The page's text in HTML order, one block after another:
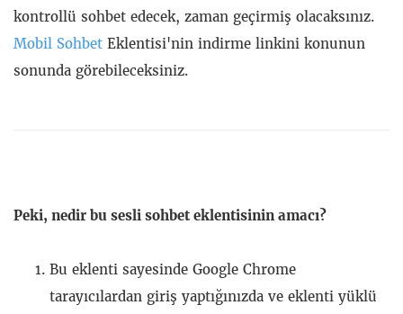
kontrollü sohbet edecek, zaman geçirmiş olacaksınız.
Mobil Sohbet Eklentisi'nin indirme linkini konunun
sonunda görebileceksiniz.
Peki, nedir bu sesli sohbet eklentisinin amacı?
Bu eklenti sayesinde Google Chrome
tarayıcılardan giriş yaptığınızda ve eklenti yüklü